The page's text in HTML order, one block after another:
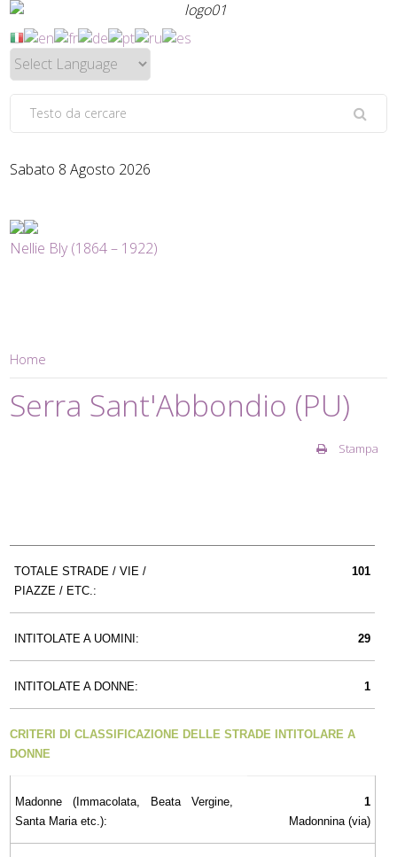
Sabato 8 Agosto 2026
Nellie Bly (1864 – 1922)
Home
Serra Sant'Abbondio (PU)
Stampa
TOTALE STRADE / VIE /
PIAZZE / ETC.:
101
INTITOLATE A UOMINI: 29
INTITOLATE A DONNE: 1
CRITERI DI CLASSIFICAZIONE DELLE STRADE INTITOLARE A
DONNE
Madonne (Immacolata, Beata Vergine,
Santa Maria etc.):
1
Madonnina (via)